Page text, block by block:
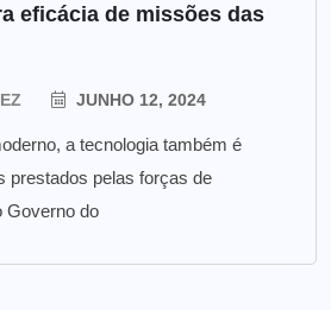
eficácia de missões das
JUNHO 12, 2024
a tecnologia também é
prestados pelas forças de
Governo do